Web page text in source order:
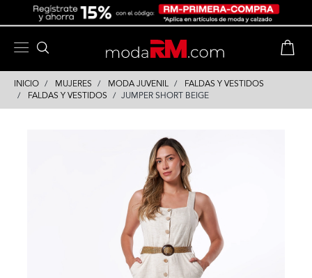
INICIO MUJERES MODA JUVENIL
FALDAS Y VESTIDOS
FALDAS Y VESTIDOS
JUMPER SHORT BEIGE